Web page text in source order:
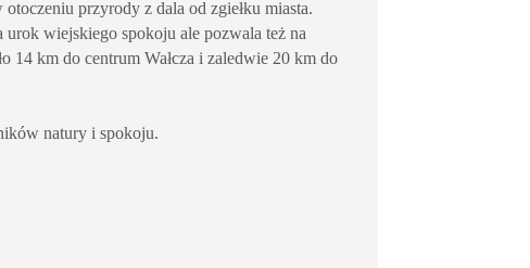
przyrody z dala od zgiełku miasta.
wiejskiego spokoju ale pozwala też na
14 km do centrum Wałcza i zaledwie 20 km do
natury i spokoju.